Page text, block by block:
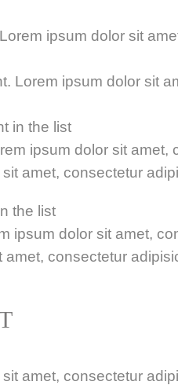
ipsum dolor sit
Lorem ipsum dolor sit
in the list
ipsum dolor sit amet,
amet, consectetur
the list
ipsum dolor sit amet,
amet, consectetur
amet, consectetur